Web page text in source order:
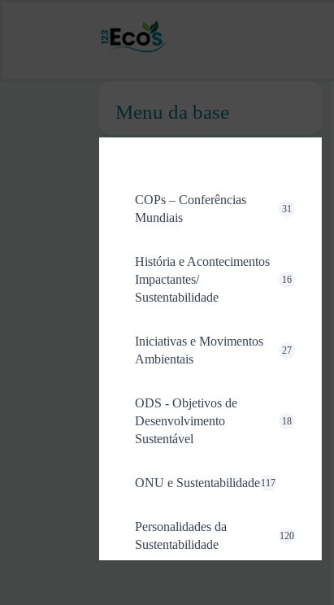
Menu da base
COPs – Conferências
Mundiais
31
História e Acontecimentos
Impactantes/
Sustentabilidade
16
Iniciativas e Movimentos
Ambientais
27
ODS - Objetivos de
Desenvolvimento
Sustentável
18
ONU e Sustentabilidade117
Personalidades da
Sustentabilidade
120